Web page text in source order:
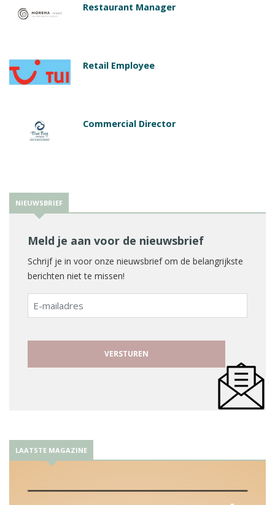
Restaurant Manager
Retail Employee
Commercial Director
NIEUWSBRIEF
Meld je aan voor de nieuwsbrief
Schrijf je in voor onze nieuwsbrief om de belangrijkste
berichten niet te missen!
E-
mailadres
LAATSTE MAGAZINE